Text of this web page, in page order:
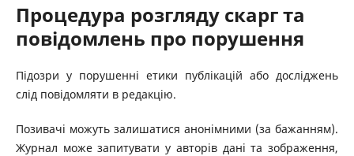
Процедура розгляду скарг та
повідомлень про порушення
Підозри у порушенні етики публікацій або досліджень
слід повідомляти в редакцію.
Позивачі можуть залишатися анонімними (за бажанням).
Журнал може запитувати у авторів дані та зображення,